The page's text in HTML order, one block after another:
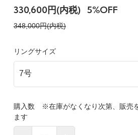
330,600円(内税) 5%OFF
348,000円(内税)
リングサイズ
購入数 ※在庫がなくなり次第、販売
ます